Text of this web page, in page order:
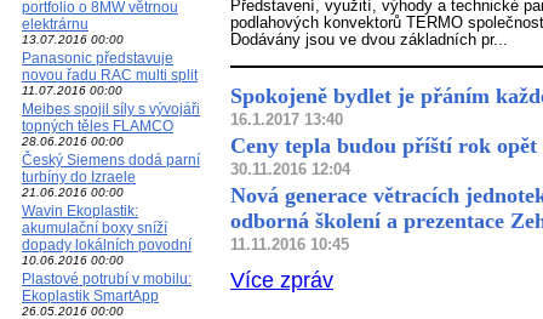
portfolio o 8MW větrnou
elektrárnu
13.07.2016 00:00
Panasonic představuje
novou řadu RAC multi split
11.07.2016 00:00
Meibes spojil síly s vývojáři
topných těles FLAMCO
28.06.2016 00:00
Český Siemens dodá parní
turbíny do Izraele
21.06.2016 00:00
Wavin Ekoplastik:
akumulační boxy sníží
dopady lokálních povodní
10.06.2016 00:00
Plastové potrubí v mobilu:
Ekoplastik SmartApp
26.05.2016 00:00
Představení, využití, výhody a technické
podlahových konvektorů TERMO
Dodávány jsou ve dvou základních pr...
Spokojeně bydlet je přáním
16.1.2017 13:40
Ceny tepla budou příští rok opět
30.11.2016 12:04
Nová generace větracích
odborná školení a prezentace
11.11.2016 10:45
Více zpráv